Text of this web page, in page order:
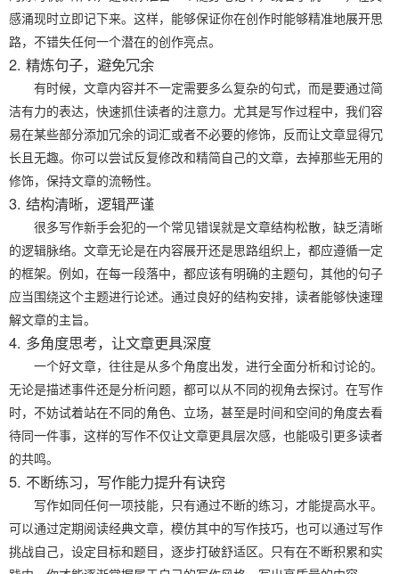
感涌现时立即记下来。这样，能够保证你在创作时能够精准地展开思
路，不错失任何一个潜在的创作亮点。
2. 精炼句子，避免冗余
有时候，文章内容并不一定需要多么复杂的句式，而是要通过简
洁有力的表达，快速抓住读者的注意力。尤其是写作过程中，我们容
易在某些部分添加冗余的词汇或者不必要的修饰，反而让文章显得冗
长且无趣。你可以尝试反复修改和精简自己的文章，去掉那些无用的
修饰，保持文章的流畅性。
3. 结构清晰，逻辑严谨
很多写作新手会犯的一个常见错误就是文章结构松散，缺乏清晰
的逻辑脉络。文章无论是在内容展开还是思路组织上，都应遵循一定
的框架。例如，在每一段落中，都应该有明确的主题句，其他的句子
应当围绕这个主题进行论述。通过良好的结构安排，读者能够快速理
解文章的主旨。
4. 多角度思考，让文章更具深度
一个好文章，往往是从多个角度出发，进行全面分析和讨论的。
无论是描述事件还是分析问题，都可以从不同的视角去探讨。在写作
时，不妨试着站在不同的角色、立场，甚至是时间和空间的角度去看
待同一件事，这样的写作不仅让文章更具层次感，也能吸引更多读者
的共鸣。
5. 不断练习，写作能力提升有诀窍
写作如同任何一项技能，只有通过不断的练习，才能提高水平。
可以通过定期阅读经典文章，模仿其中的写作技巧，也可以通过写作
挑战自己，设定目标和题目，逐步打破舒适区。只有在不断积累和实